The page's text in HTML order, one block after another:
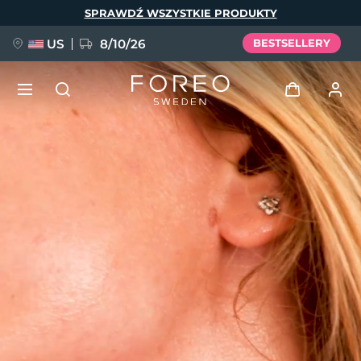
SPRAWDŹ WSZYSTKIE PRODUKTY
US 8/10/26 BESTSELLERY
Zaloguj
Profil użytkownika
Moje urządzenia
Moje zamówienia
Moje adresy
Moje subskrypcje
FAQ™ Pure Beauty-Tech Elixir
Español
Français
Português
Русский
Türkçe
繁體中文